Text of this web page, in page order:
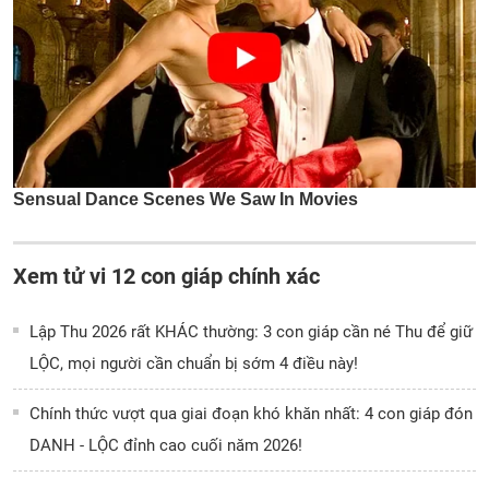
Xem tử vi 12 con giáp chính xác
Lập Thu 2026 rất KHÁC thường: 3 con giáp cần né Thu để giữ
LỘC, mọi người cần chuẩn bị sớm 4 điều này!
Chính thức vượt qua giai đoạn khó khăn nhất: 4 con giáp đón
DANH - LỘC đỉnh cao cuối năm 2026!